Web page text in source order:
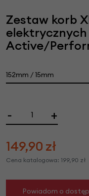
Zestaw korb
elektrycznych
Active/
152mm / 15mm
- +
149,90 zł
Cena katalogowa: 199,90 zł
Powiadom o